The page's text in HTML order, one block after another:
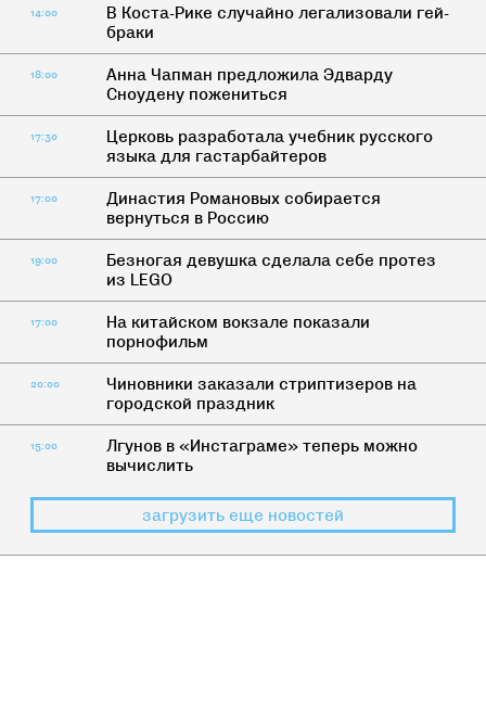
14:00
В Коста-Рике случайно легализовали гей-
браки
18:00
Анна Чапман предложила Эдварду
Сноудену пожениться
17:30
Церковь разработала учебник русского
языка для гастарбайтеров
17:00
Династия Романовых собирается
вернуться в Россию
19:00
Безногая девушка сделала себе протез
из LEGO
17:00
На китайском вокзале показали
порнофильм
20:00
Чиновники заказали стриптизеров на
городской праздник
15:00
Лгунов в «Инстаграме» теперь можно
вычислить
загрузить еще новостей